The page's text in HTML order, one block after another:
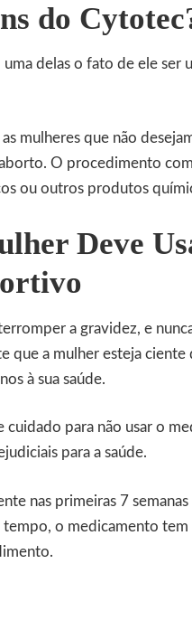
do
delas o fato de ele ser
mulheres que não
O procedimento
ou outros produtos
Deve
a gravidez, e
que a mulher esteja ciente
à sua saúde.
cuidado para não usar o
para a saúde.
nas primeiras 7 semanas
o medicamento tem